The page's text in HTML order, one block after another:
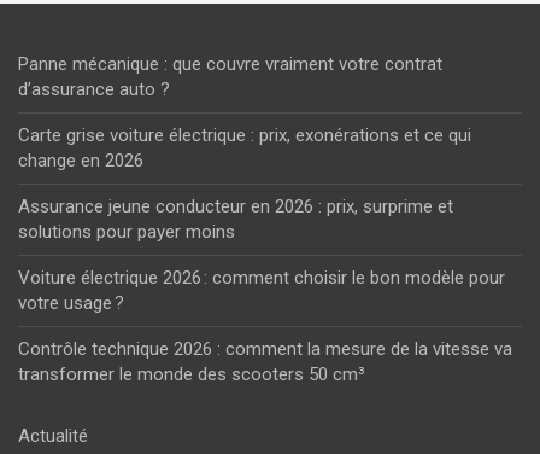
Panne mécanique : que couvre vraiment votre contrat
d’assurance auto ?
Carte grise voiture électrique : prix, exonérations et ce qui
change en 2026
Assurance jeune conducteur en 2026 : prix, surprime et
solutions pour payer moins
Voiture électrique 2026 : comment choisir le bon modèle pour
votre usage ?
Contrôle technique 2026 : comment la mesure de la vitesse va
transformer le monde des scooters 50 cm³
Actualité